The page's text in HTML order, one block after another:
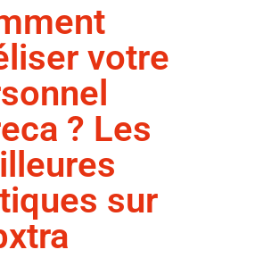
votre
? Les
sur